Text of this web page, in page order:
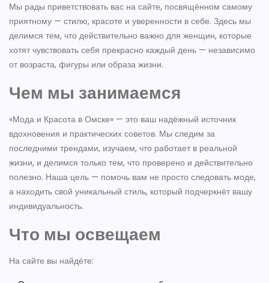
Мы рады приветствовать вас на сайте, посвящённом самому
приятному — стилю, красоте и уверенности в себе. Здесь мы
делимся тем, что действительно важно для женщин, которые
хотят чувствовать себя прекрасно каждый день — независимо
от возраста, фигуры или образа жизни.
Чем мы занимаемся
«Мода и Красота в Омске» — это ваш надёжный источник
вдохновения и практических советов. Мы следим за
последними трендами, изучаем, что работает в реальной
жизни, и делимся только тем, что проверено и действительно
полезно. Наша цель — помочь вам не просто следовать моде,
а находить свой уникальный стиль, который подчеркнёт вашу
индивидуальность.
Что мы освещаем
На сайте вы найдёте: